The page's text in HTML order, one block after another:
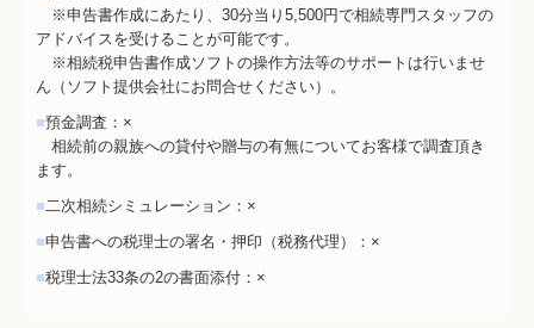
※申告書作成にあたり、30分当り5,500円で相続専門スタッフの
アドバイスを受けることが可能です。
※相続税申告書作成ソフトの操作方法等のサポートは行いませ
ん（ソフト提供会社にお問合せください）。
■預金調査：×
相続前の親族への貸付や贈与の有無についてお客様で調査頂き
ます。
■二次相続シミュレーション：×
■申告書への税理士の署名・押印（税務代理）：×
■税理士法33条の2の書面添付：×